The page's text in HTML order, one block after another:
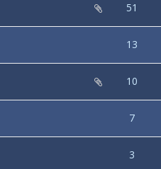
51
13
10
7
3